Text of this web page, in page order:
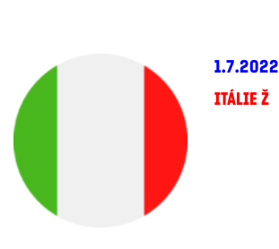
1.7.2022
ITÁLIE Ž